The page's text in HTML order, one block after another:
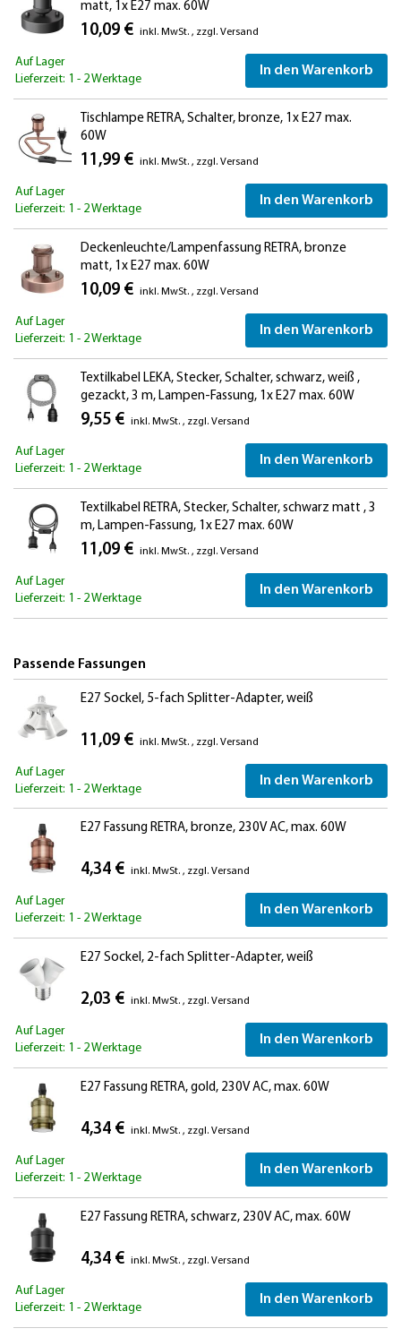
matt, 1x E27 max. 60W
10,09 € inkl. MwSt. , zzgl. Versand
Auf Lager
Lieferzeit: 1 - 2 Werktage
In den Warenkorb
Tischlampe RETRA, Schalter, bronze, 1x E27 max.
60W
11,99 € inkl. MwSt. , zzgl. Versand
Auf Lager
Lieferzeit: 1 - 2 Werktage
In den Warenkorb
Deckenleuchte/Lampenfassung RETRA, bronze
matt, 1x E27 max. 60W
10,09 € inkl. MwSt. , zzgl. Versand
Auf Lager
Lieferzeit: 1 - 2 Werktage
In den Warenkorb
Textilkabel LEKA, Stecker, Schalter, schwarz, weiß ,
gezackt, 3 m, Lampen-Fassung, 1x E27 max. 60W
9,55 € inkl. MwSt. , zzgl. Versand
Auf Lager
Lieferzeit: 1 - 2 Werktage
In den Warenkorb
Textilkabel RETRA, Stecker, Schalter, schwarz matt , 3
m, Lampen-Fassung, 1x E27 max. 60W
11,09 € inkl. MwSt. , zzgl. Versand
Auf Lager
Lieferzeit: 1 - 2 Werktage
In den Warenkorb
Passende Fassungen
E27 Sockel, 5-fach Splitter-Adapter, weiß
11,09 € inkl. MwSt. , zzgl. Versand
Auf Lager
Lieferzeit: 1 - 2 Werktage
In den Warenkorb
E27 Fassung RETRA, bronze, 230V AC, max. 60W
4,34 € inkl. MwSt. , zzgl. Versand
Auf Lager
Lieferzeit: 1 - 2 Werktage
In den Warenkorb
E27 Sockel, 2-fach Splitter-Adapter, weiß
2,03 € inkl. MwSt. , zzgl. Versand
Auf Lager
Lieferzeit: 1 - 2 Werktage
In den Warenkorb
E27 Fassung RETRA, gold, 230V AC, max. 60W
4,34 € inkl. MwSt. , zzgl. Versand
Auf Lager
Lieferzeit: 1 - 2 Werktage
In den Warenkorb
E27 Fassung RETRA, schwarz, 230V AC, max. 60W
4,34 € inkl. MwSt. , zzgl. Versand
Auf Lager
Lieferzeit: 1 - 2 Werktage
In den Warenkorb